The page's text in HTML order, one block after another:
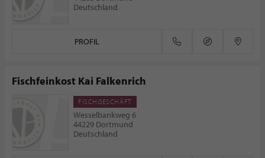
Deutschland
PROFIL
Fischfeinkost Kai Falkenrich
FISCHGESCHÄFT
Wesselbankweg 6
44229 Dortmund
Deutschland